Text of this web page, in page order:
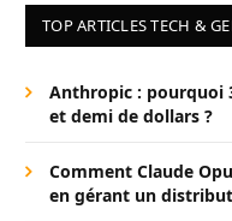
TOP ARTICLES TECH &
Anthropic : pourquoi
et demi de dollars ?
Comment Claude
en gérant un